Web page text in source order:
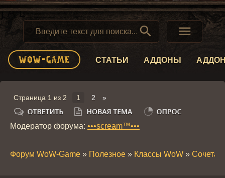
 
СТАТЬИ АДДОНЫ
Страница 1 из 2 1 2 »
Модератор форума: •••scream™•••
Форум WoW-Game » Полезное » Классы WoW »